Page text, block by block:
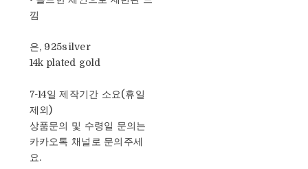
낌
은, 925silver
14k plated gold
7-14일 제작기간 소요(휴일
제외)
상품문의 및 수령일 문의는
카카오톡 채널로 문의주세
요.